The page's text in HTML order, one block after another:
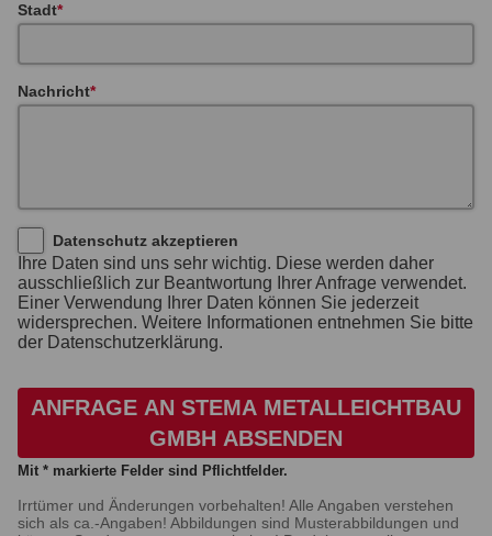
Stadt
Nachricht
Datenschutz akzeptieren
Ihre Daten sind uns sehr wichtig. Diese werden daher
ausschließlich zur Beantwortung Ihrer Anfrage verwendet.
Einer Verwendung Ihrer Daten können Sie jederzeit
widersprechen. Weitere Informationen entnehmen Sie bitte
der Datenschutzerklärung.
ANFRAGE AN STEMA METALLEICHTBAU
GMBH ABSENDEN
Mit * markierte Felder sind Pflichtfelder.
Irrtümer und Änderungen vorbehalten! Alle Angaben verstehen
sich als ca.-Angaben! Abbildungen sind Musterabbildungen und